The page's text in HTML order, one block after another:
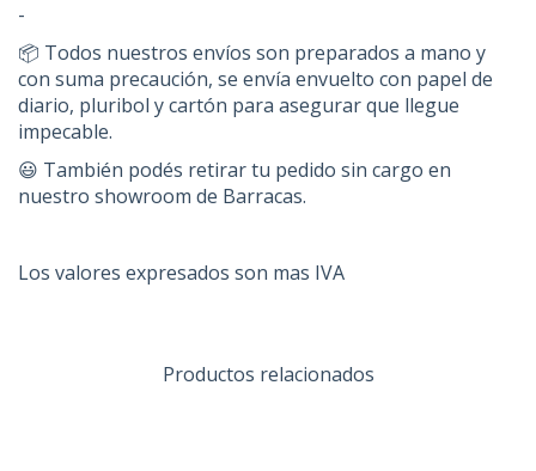
-
📦 Todos nuestros envíos son preparados a mano y
con suma precaución, se envía envuelto con papel de
diario, pluribol y cartón para asegurar que llegue
impecable.
😃 También podés retirar tu pedido sin cargo en
nuestro showroom de Barracas.
Los valores expresados son mas IVA
Productos relacionados